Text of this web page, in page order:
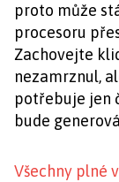
proto může
procesoru
Zachovejte
nezamrznul,
potřebuje jen
bude
Všechny plné